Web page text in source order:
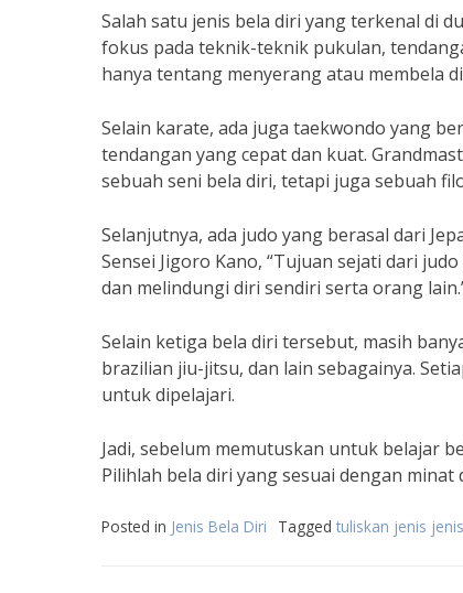
Salah satu jenis bela diri yang terkenal di
fokus pada teknik-teknik pukulan,
hanya tentang menyerang atau membela
Selain karate, ada juga taekwondo yang
tendangan yang cepat dan kuat.
sebuah seni bela diri, tetapi juga sebuah
Selanjutnya, ada judo yang berasal dari
Sensei Jigoro Kano, “Tujuan sejati dari
dan melindungi diri sendiri serta orang
Selain ketiga bela diri tersebut, masih
brazilian jiu-jitsu, dan lain sebagainya.
untuk dipelajari.
Jadi, sebelum memutuskan untuk belajar
Pilihlah bela diri yang sesuai dengan
Posted in Jenis Bela Diri Tagged tuliskan jenis